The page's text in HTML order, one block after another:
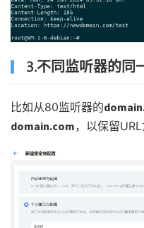
3.不同监听器的同
比如从80监听器的
domain.com，以保留URL